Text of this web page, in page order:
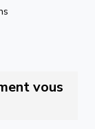
vous